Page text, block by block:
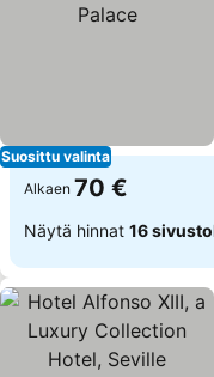
Suosittu valinta
Alkaen 70 €
Näytä hinnat 16